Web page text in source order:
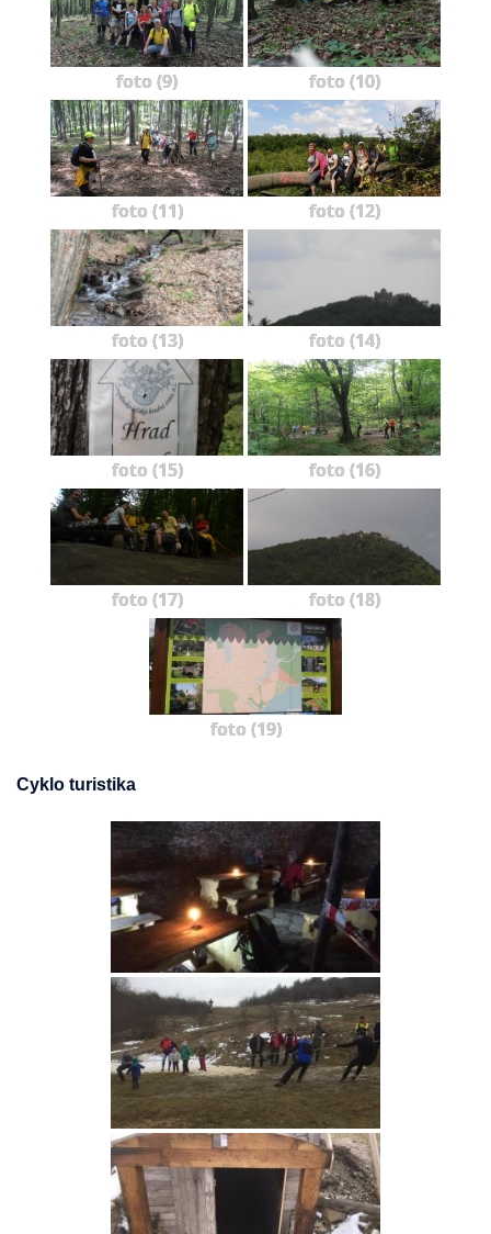
foto (9) foto (10)
foto (11) foto (12)
foto (13) foto (14)
foto (15) foto (16)
foto (17) foto (18)
foto (19)
Cyklo turistika